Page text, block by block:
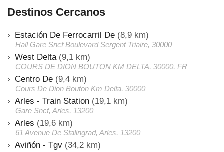
Destinos Cercanos
Estación De Ferrocarril De (8,9 km)
Hall Gare Sncf Boulevard Sergent Triaire, 30000
West Delta(9,1 km)
COURS DE DION BOUTON KM DELTA, 30000, FR
Centro De (9,4 km)
Cours De Dion Bouton Km Delta, 30000
Arles - Train Station (19,1 km)
Gare Sncf, Arles, 13200
Arles (19,6 km)
61 Avenue De Stalingrad, Arles, 13200
Aviñón - Tgv (34,2 km)